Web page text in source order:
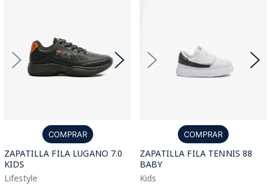
COMPRAR
ZAPATILLA FILA LUGANO 7.0
KIDS
Lifestyle
COMPRAR
ZAPATILLA FILA TENNIS 88
BABY
Kids